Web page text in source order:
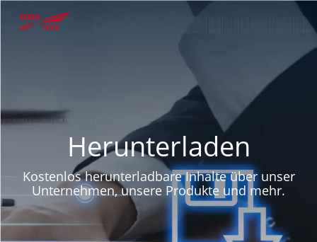
Herunterladen
Kostenlos herunterladbare Inhalte über unser
Unternehmen, unsere Produkte und mehr.